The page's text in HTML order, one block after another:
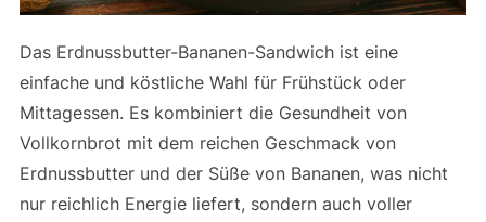
Das Erdnussbutter-Bananen-Sandwich ist eine
einfache und köstliche Wahl für Frühstück oder
Mittagessen. Es kombiniert die Gesundheit von
Vollkornbrot mit dem reichen Geschmack von
Erdnussbutter und der Süße von Bananen, was nicht
nur reichlich Energie liefert, sondern auch voller